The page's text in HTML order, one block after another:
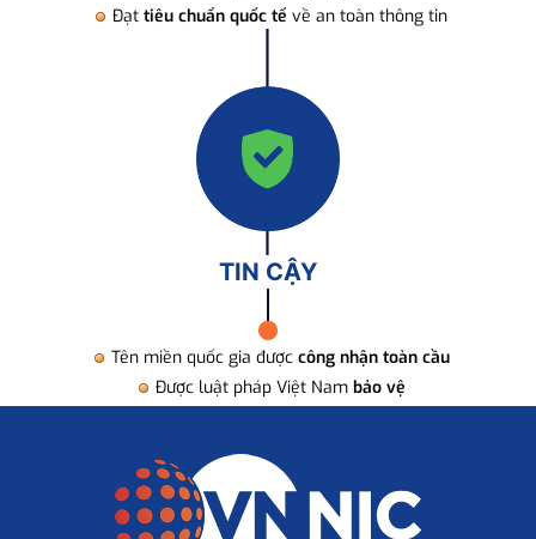
Đạt tiêu chuẩn quốc tế về an toàn thông tin
TIN CẬY
Tên miền quốc gia được công nhận toàn cầu
Được luật pháp Việt Nam bảo vệ